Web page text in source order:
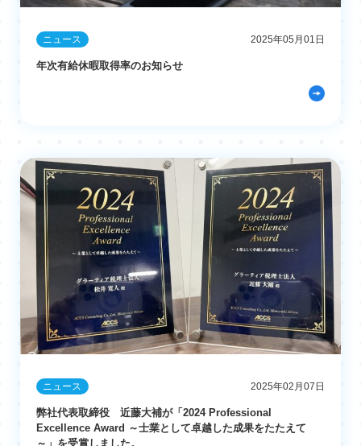
ニュース 2025年05月01日
年次有給休暇取得率のお知らせ
ニュース 2025年02月07日
弊社代表取締役 近藤大補が「2024 Professional
Excellence Award ～士業として卓越した成果をたたえて
～」を受賞しました。